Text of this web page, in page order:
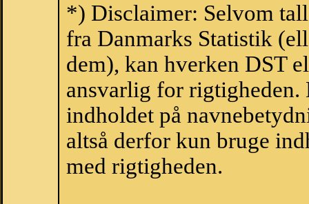
*) Disclaimer: Selvom
fra Danmarks Statistik
dem), kan hverken DST
ansvarlig for
indholdet på
altså derfor kun bruge
med rigtigheden.